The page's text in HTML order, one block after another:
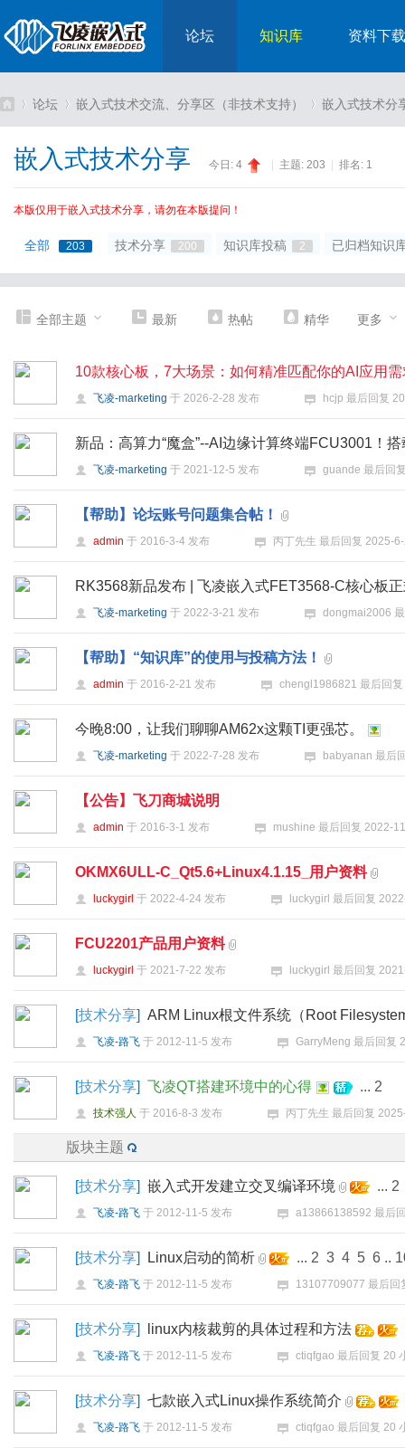
论坛 知识库 资料下载
论坛 嵌入式技术交流、分享区（非技术支持） 嵌入式技术分
嵌入式技术分享 今日: 4 主题: 203 排名: 1
本版仅用于嵌入式技术分享，请勿在本版提问！
全部 203 技术分享 200 知识库投稿 2 已归档知识
全部主题 最新 热帖 精华 更多
10款核心板，7大场景：如何精准匹配你的AI应用
飞凌-marketing 于 2026-2-28 发布 hcjp 最后回复
新品：高算力“魔盒”--AI边缘计算终端FCU3001！
飞凌-marketing 于 2021-12-5 发布 guande 最后回
【帮助】论坛账号问题集合帖！
admin 于 2016-3-4 发布 丙丁先生 最后回复 2025-
RK3568新品发布 | 飞凌嵌入式FET3568-C核心板
飞凌-marketing 于 2022-3-21 发布 dongmai2006
【帮助】“知识库”的使用与投稿方法！
admin 于 2016-2-21 发布 chengl1986821 最后回复
今晚8:00，让我们聊聊AM62x这颗TI更强芯。
飞凌-marketing 于 2022-7-28 发布 babyanan 最后
【公告】飞刀商城说明
admin 于 2016-3-1 发布 mushine 最后回复 2022-
OKMX6ULL-C_Qt5.6+Linux4.1.15_用户资料
luckygirl 于 2022-4-24 发布 luckygirl 最后回复
FCU2201产品用户资料
luckygirl 于 2021-7-22 发布 luckygirl 最后回复
[技术分享] ARM Linux根文件系统（Root
飞凌-路飞 于 2012-11-5 发布 GarryMeng 最后回复
[技术分享] 飞凌QT搭建环境中的心得 ... 2
技术强人 于 2016-8-3 发布 丙丁先生 最后回复
版块主题
[技术分享] 嵌入式开发建立交叉编译环境 ... 2
飞凌-路飞 于 2012-11-5 发布 a13866138592 最后
[技术分享] Linux启动的简析 ... 2 3 4 5 6 ..
飞凌-路飞 于 2012-11-5 发布 13107709077 最后回
[技术分享] linux内核裁剪的具体过程和方法
飞凌-路飞 于 2012-11-5 发布 ctiqfgao 最后回复 20
[技术分享] 七款嵌入式Linux操作系统简介
飞凌-路飞 于 2012-11-5 发布 ctiqfgao 最后回复 20